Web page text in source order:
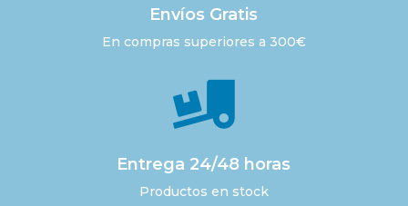
Envíos Gratis
En compras superiores a 300€

Entrega 24/48 horas
Productos en stock